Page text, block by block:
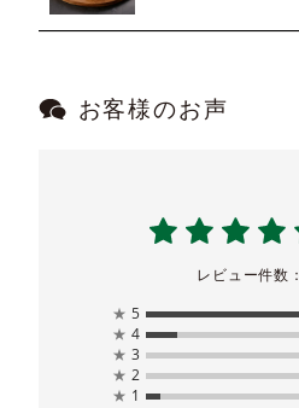
お客様のお声
レビュー件数：
★ 5
★ 4
★ 3
★ 2
★ 1